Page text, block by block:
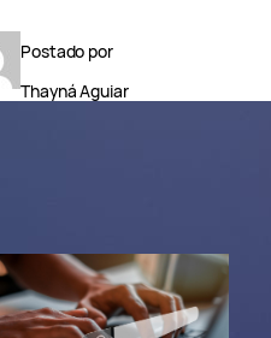
Postado por
Thayná Aguiar